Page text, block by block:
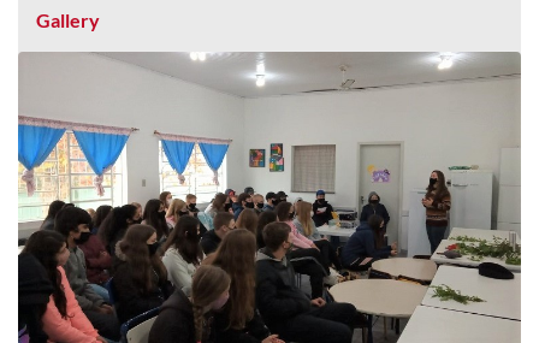
Gallery